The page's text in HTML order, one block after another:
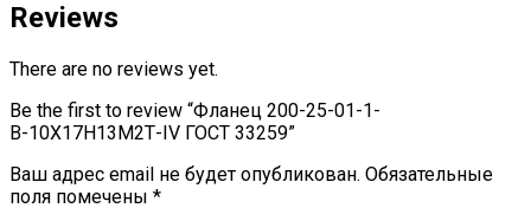
Reviews
There are no reviews yet.
Be the first to review “Фланец 200-25-01-1-
В-10Х17Н13М2Т-IV ГОСТ 33259”
Ваш адрес email не будет опубликован. Обязательные
поля помечены *